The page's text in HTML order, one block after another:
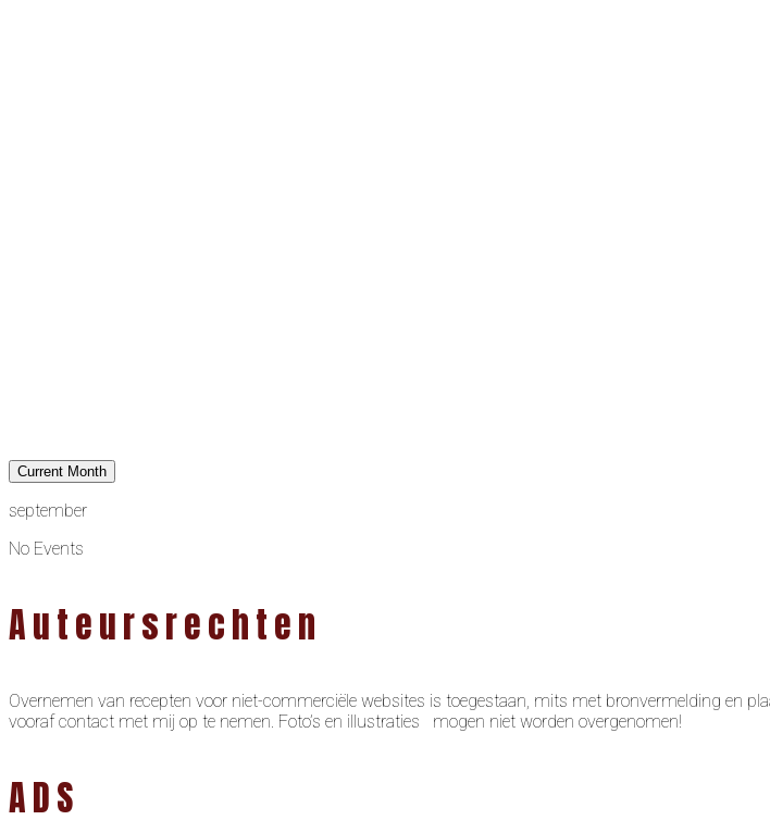
Current Month
september
No Events
Auteursrechten
Overnemen van recepten voor niet-commerciële websites is toegestaan, mits met bronvermelding en
vooraf contact met mij op te nemen. Foto’s en illustraties mogen niet worden overgenomen!
ADS